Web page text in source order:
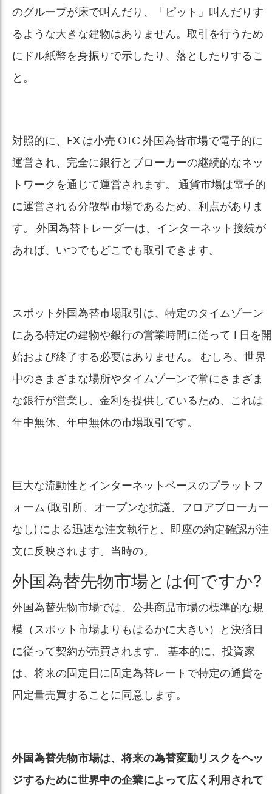
のグループが床で叫んだり、「ピット」叫んだりす
るような大きな建物はありません。取引を行うため
にドル紙幣を身振りで示したり、落としたりするこ
と。
対照的に、FX は小売 OTC 外国為替市場で電子的に
運営され、完全に銀行とブローカーの継続的なネッ
トワークを通じて運営されます。 通貨市場は電子的
に運営される分散型市場であるため、利点がありま
す。 外国為替トレーダーは、インターネット接続が
あれば、いつでもどこでも取引できます。
スポット外国為替市場取引は、特定のタイムゾーン
にある特定の建物や銀行の営業時間に従って 1 日を開
始および終了する必要はありません。 むしろ、世界
中のさまざまな場所やタイムゾーンで常にさまざま
な銀行が営業し、金利を提供しているため、これは
年中無休、年中無休の市場取引です。
巨大な流動性とインターネットベースのプラットフ
ォーム (取引所、オープンな抗議、フロアブローカー
なし) による迅速な注文執行と、即座の約定確認が注
文に反映されます。当時の。
外国為替先物市場とは何ですか?
外国為替先物市場では、公共商品市場の標準的な規
模（スポット市場よりもはるかに大きい）と決済日
に従って契約が売買されます。 基本的に、投資家
は、将来の固定日に固定為替レートで特定の通貨を
固定量売買することに同意します。
外国為替先物市場は、将来の為替変動リスクをヘッ
ジするために世界中の企業によって広く利用されて